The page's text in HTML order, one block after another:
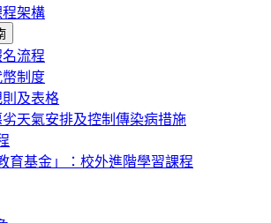
程架構
流程
幣制度
則及表格
劣天氣安排及控制傳染病措施
育基金」：校外進階學習課程